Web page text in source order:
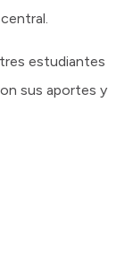
estudiantes
sus aportes y